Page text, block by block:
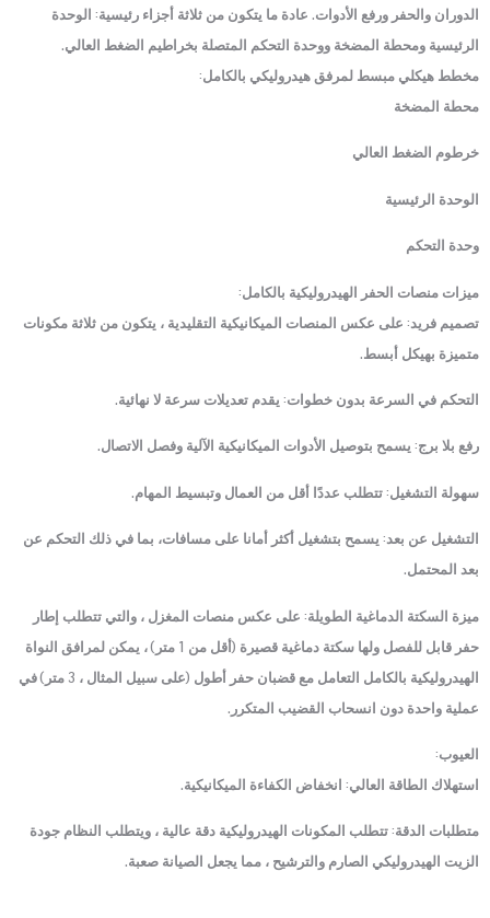
الدوران والحفر ورفع الأدوات. عادة ما يتكون من ثلاثة أجزاء رئيسية: الوحدة
الرئيسية ومحطة المضخة ووحدة التحكم المتصلة بخراطيم الضغط العالي.
مخطط هيكلي مبسط لمرفق هيدروليكي بالكامل:
محطة المضخة
خرطوم الضغط العالي
الوحدة الرئيسية
وحدة التحكم
ميزات منصات الحفر الهيدروليكية بالكامل:
تصميم فريد: على عكس المنصات الميكانيكية التقليدية ، يتكون من ثلاثة مكونات
متميزة بهيكل أبسط.
التحكم في السرعة بدون خطوات: يقدم تعديلات سرعة لا نهائية.
رفع بلا برج: يسمح بتوصيل الأدوات الميكانيكية الآلية وفصل الاتصال.
سهولة التشغيل: تتطلب عددًا أقل من العمال وتبسيط المهام.
التشغيل عن بعد: يسمح بتشغيل أكثر أمانا على مسافات، بما في ذلك التحكم عن
بعد المحتمل.
ميزة السكتة الدماغية الطويلة: على عكس منصات المغزل ، والتي تتطلب إطار
حفر قابل للفصل ولها سكتة دماغية قصيرة (أقل من 1 متر) ، يمكن لمرافق النواة
الهيدروليكية بالكامل التعامل مع قضبان حفر أطول (على سبيل المثال ، 3 متر) في
عملية واحدة دون انسحاب القضيب المتكرر.
العيوب:
استهلاك الطاقة العالي: انخفاض الكفاءة الميكانيكية.
متطلبات الدقة: تتطلب المكونات الهيدروليكية دقة عالية ، ويتطلب النظام جودة
الزيت الهيدروليكي الصارم والترشيح ، مما يجعل الصيانة صعبة.